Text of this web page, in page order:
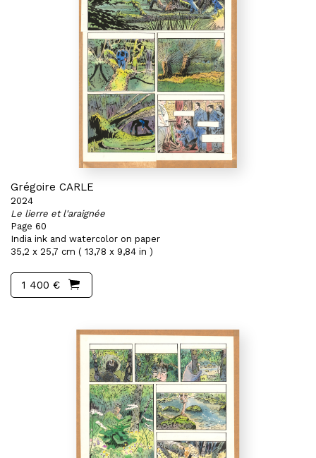
Grégoire CARLE
2024
Le lierre et l'araignée
Page 60
India ink and watercolor on paper
35,2 x 25,7 cm ( 13,78 x 9,84 in )
1 400 €